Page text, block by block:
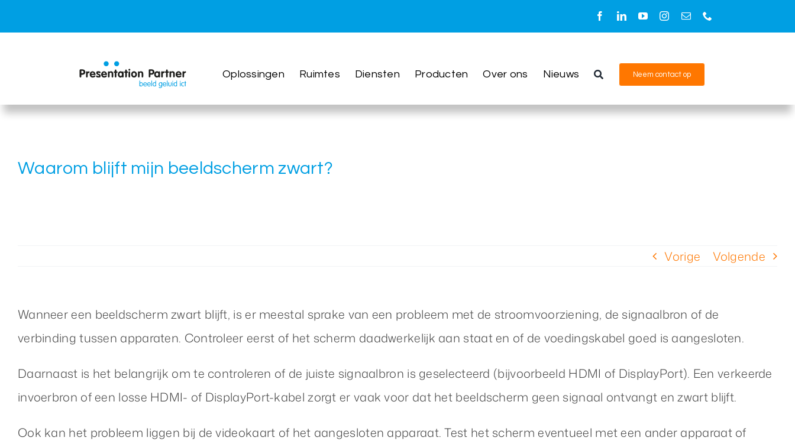
naar
Oplossingen Ruimtes Diensten Producten Over ons Nieuws Neem contact op
Waarom blijft mijn beeldscherm zwart?
Vorige Volgende
Wanneer een beeldscherm zwart blijft, is er meestal sprake van een probleem met de stroomvoorziening, de signaalbron of de
verbinding tussen apparaten. Controleer eerst of het scherm daadwerkelijk aan staat en of de voedingskabel goed is aangesloten.
Daarnaast is het belangrijk om te controleren of de juiste signaalbron is geselecteerd (bijvoorbeeld HDMI of DisplayPort). Een verkeerde
invoerbron of een losse HDMI- of DisplayPort-kabel zorgt er vaak voor dat het beeldscherm geen signaal ontvangt en zwart blijft.
Ook kan het probleem liggen bij de videokaart of het aangesloten apparaat. Test het scherm eventueel met een ander apparaat of